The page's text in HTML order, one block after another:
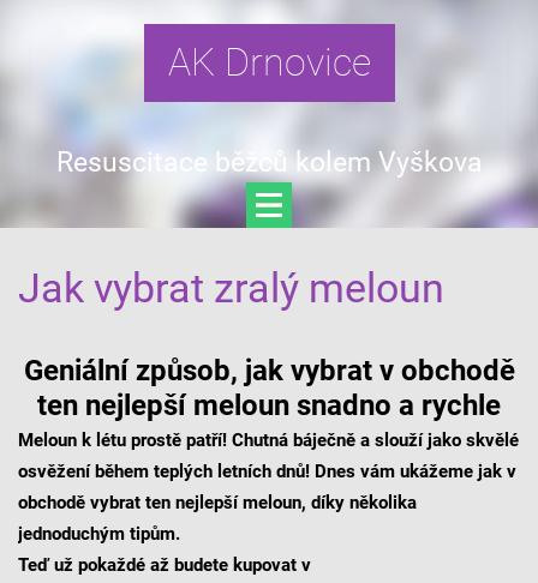
AK Drnovice
Resuscitace běžců kolem Vyškova
Jak vybrat zralý meloun
Geniální způsob, jak vybrat v obchodě
ten nejlepší meloun snadno a rychle
Meloun k létu prostě patří! Chutná báječně a slouží jako skvělé
osvěžení během teplých letních dnů! Dnes vám ukážeme jak v
obchodě vybrat ten nejlepší meloun, díky několika
jednoduchým tipům.
Teď už pokaždé až budete kupovat v